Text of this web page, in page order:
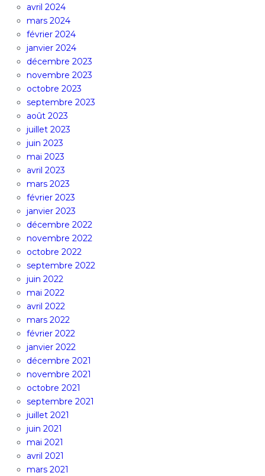
avril 2024
mars 2024
février 2024
janvier 2024
décembre 2023
novembre 2023
octobre 2023
septembre 2023
août 2023
juillet 2023
juin 2023
mai 2023
avril 2023
mars 2023
février 2023
janvier 2023
décembre 2022
novembre 2022
octobre 2022
septembre 2022
juin 2022
mai 2022
avril 2022
mars 2022
février 2022
janvier 2022
décembre 2021
novembre 2021
octobre 2021
septembre 2021
juillet 2021
juin 2021
mai 2021
avril 2021
mars 2021